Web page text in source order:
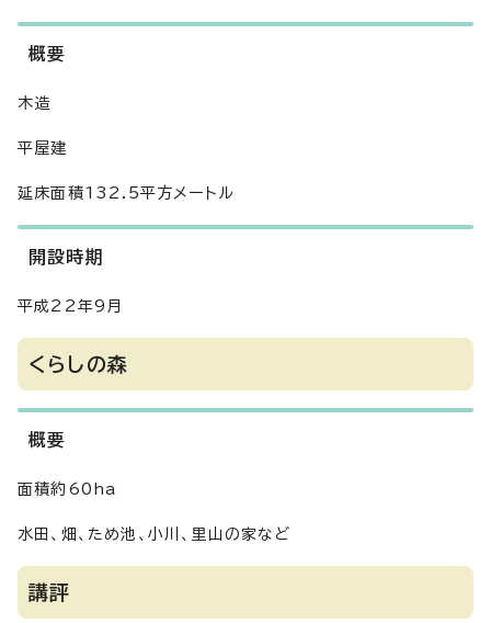
概要
木造
平屋建
延床面積132.5平方メートル
開設時期
平成22年9月
くらしの森
概要
面積約60ha
水田、畑、ため池、小川、里山の家など
講評